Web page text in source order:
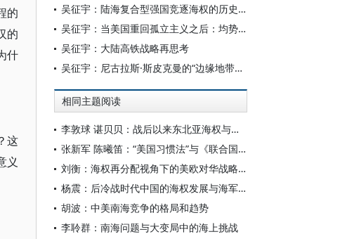
的
的
什
这
义
吴征宇：陆海复合型强国竞逐海权的历史经验
吴征宇：当美国重回孤立主义之后：均势的瓦解与二十一世纪的世界政治
吴征宇：大陆高铁战略再思考
吴征宇：尼古拉斯·斯皮克曼的“边缘地带理论”及其战略含义
相同主题阅读
李敦球 谌贝贝：战后以来东北亚海权与陆权地缘政治秩序的重构
张新军 陈曦笛：“美国习惯法”与《联合国海洋法公约》下的海洋秩序
刘衡：海权再分配视角下的美欧对华战略协调与欧盟南海政策变迁
杨震：后冷战时代中国的海权发展与海军战略
胡波：中美南海竞争的格局和趋势
李聆群：南海问题与大变局中的海上挑战